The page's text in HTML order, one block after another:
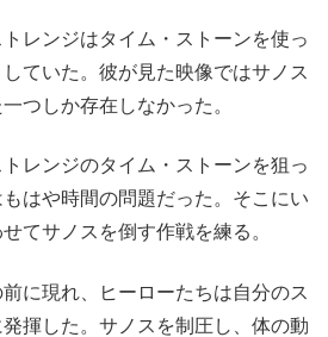
レンジはタイム・ストーンを使っ
ていた。彼が見た映像ではサノス
つしか存在しなかった。
レンジのタイム・ストーンを狙っ
はや時間の問題だった。そこにい
てサノスを倒す作戦を練る。
に現れ、ヒーローたちは自分のス
揮した。サノスを制圧し、体の動